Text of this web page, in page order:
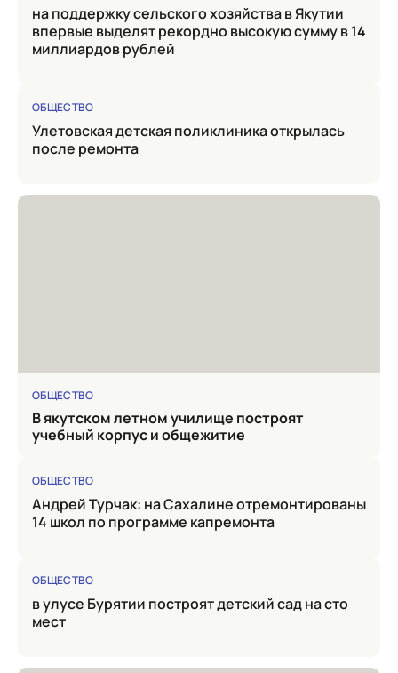
на поддержку сельского хозяйства в Якутии
впервые выделят рекордно высокую сумму в 14
миллиардов рублей
ОБЩЕСТВО
Улетовская детская поликлиника открылась
после ремонта
ОБЩЕСТВО
в якутском летном училище построят
учебный корпус и общежитие
ОБЩЕСТВО
Андрей Турчак: на Сахалине отремонтированы
14 школ по программе капремонта
ОБЩЕСТВО
в улусе Бурятии построят детский сад на сто
мест